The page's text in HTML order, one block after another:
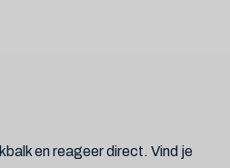
en reageer direct. Vind je